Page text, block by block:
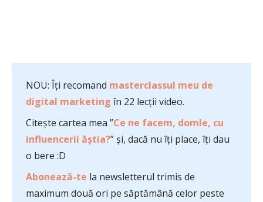
NOU: Îți recomand masterclassul meu de
digital marketing în 22 lecții video.
Citește cartea mea ”Ce ne facem, domle, cu
influencerii ăștia?” și, dacă nu îți place, îți dau
o bere :D
Abonează-te la newsletterul trimis de
maximum două ori pe săptămână celor peste